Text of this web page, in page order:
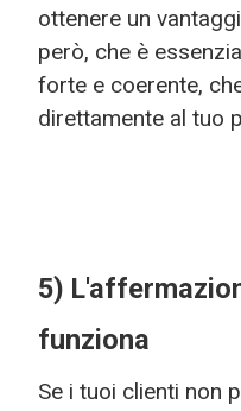
ottenere un
però, che è
forte e coerente,
direttamente al tuo
5)
funziona
Se i tuoi clienti non